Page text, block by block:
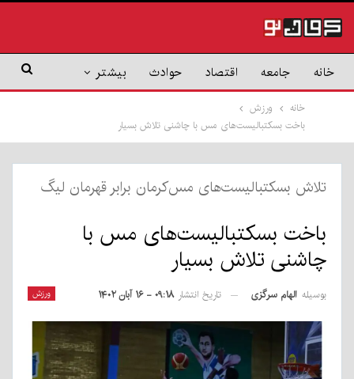
خانه جامعه اقتصاد حوادث بیشتر
خانه
ورزش
باخت بسکتبالیست‌های مس با چاشنی تلاش بسیار
تلاش بسکتبالیست‌های مس‌کرمان برابر قهرمان لیگ
باخت بسکتبالیست‌های مس با
چاشنی تلاش بسیار
ورزش بوسیله الهام سرگزی تاریخ انتشار ۰۹:۱۸ - ۱۶ آبان ۱۴۰۲